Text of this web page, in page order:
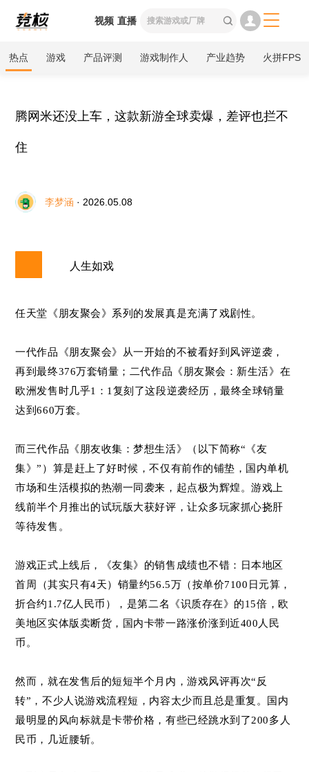
视频 直播  
热点 游戏 产品评测 游戏制作人 产业趋势 火拼FPS
腾网米还没上车，这款新游全球卖爆，差评也拦不
住
李梦涵 · 2026.05.08
人生如戏
任天堂《朋友聚会》系列的发展真是充满了戏剧性。
一代作品《朋友聚会》从一开始的不被看好到风评逆袭，
再到最终376万套销量；二代作品《朋友聚会：新生活》在
欧洲发售时几乎1：1复刻了这段逆袭经历，最终全球销量
达到660万套。
而三代作品《朋友收集：梦想生活》（以下简称“《友
集》”）算是赶上了好时候，不仅有前作的铺垫，国内单机
市场和生活模拟的热潮一同袭来，起点极为辉煌。游戏上
线前半个月推出的试玩版大获好评，让众多玩家抓心挠肝
等待发售。
游戏正式上线后，《友集》的销售成绩也不错：日本地区
首周
（其实只有4天） 销量约56.5万 （按单价7100日元算，
折合约1.7亿人民币）
，是第二名《识质存在》的15倍，欧
美地区实体版卖断货，国内卡带一路涨价涨到近400人民
币。
然而，就在发售后的短短半个月内，游戏风评再次“反
转”，不少人说游戏流程短，内容太少而且总是重复。国内
最明显的风向标就是卡带价格，有些已经跳水到了200多人
民币，几近腰斩。